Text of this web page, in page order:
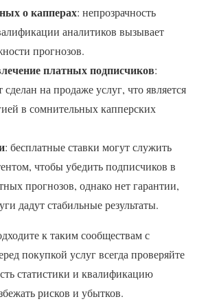
о капперах: непрозрачность
аналитиков вызывает
прогнозов.
платных подписчиков:
на продаже услуг, что является
в сомнительных капперских
: бесплатные ставки могут служить
чтобы убедить подписчиков в
прогнозов, однако нет гарантии,
дадут стабильные результаты.
к таким сообществам с
покупкой услуг всегда проверяйте
статистики и квалификацию
рисков и убытков.